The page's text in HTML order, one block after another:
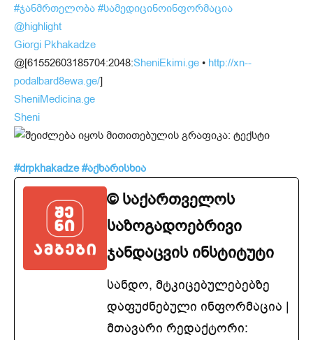
#ჯანმრთელობა #სამედიცინოინფორმაცია
@highlight
Giorgi Pkhakadze
@[61552603185704:2048:SheniEkimi.ge • http://xn--
podalbard8ewa.ge/]
SheniMedicina.ge
Sheni
#drpkhakadze #აქხარისხია
© საქართველოს
საზოგადოებრივი
ჯანდაცვის ინსტიტუტი
სანდო, მტკიცებულებებზე
დაფუძნებული ინფორმაცია |
მთავარი რედაქტორი: